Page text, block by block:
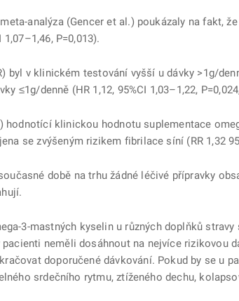
analýza (Gencer et al.) poukázaly na fakt,
P=0,013).
byl v klinickém testování vyšší u dávky >1g/
≤1g/denně (HR 1,12, 95%CI 1,03–1,22,
klinickou hodnotu suplementace
se zvýšeným rizikem fibrilace síní (RR 1,32
době na trhu žádné léčivé přípravky
3-mastných kyselin u různých doplňků
neměli dosáhnout na nejvíce rizikovou
doporučené dávkování. Pokud by se u
srdečního rytmu, ztíženého dechu,